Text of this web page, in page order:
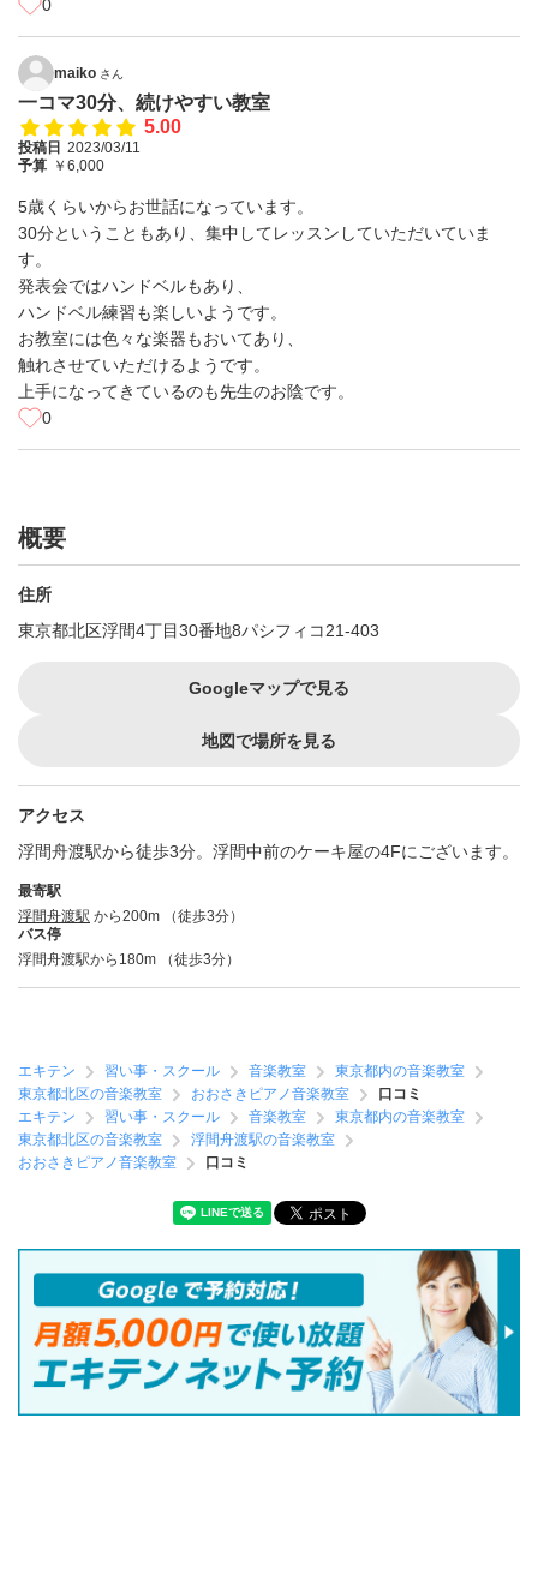
0
maiko さん
一コマ30分、続けやすい教室
5.00
投稿日 2023/03/11
予算 ￥6,000
5歳くらいからお世話になっています。
30分ということもあり、集中してレッスンしていただいていま
す。
発表会ではハンドベルもあり、
ハンドベル練習も楽しいようです。
お教室には色々な楽器もおいてあり、
触れさせていただけるようです。
上手になってきているのも先生のお陰です。
0
概要
住所
東京都北区浮間4丁目30番地8パシフィコ21-403
Googleマップで見る
地図で場所を見る
アクセス
浮間舟渡駅から徒歩3分。浮間中前のケーキ屋の4Fにございます。
最寄駅
浮間舟渡駅 から200m （徒歩3分）
バス停
浮間舟渡駅から180m （徒歩3分）
エキテン 習い事・スクール 音楽教室
東京都内の音楽教室
東京都北区の音楽教室
おおさきピアノ音楽教室
口コミ
エキテン
習い事・スクール 音楽教室
東京都内の音楽教室
東京都北区の音楽教室
浮間舟渡駅の音楽教室
おおさきピアノ音楽教室
口コミ